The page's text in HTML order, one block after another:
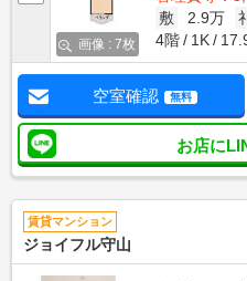
画像 : 7枚
敷
2.9万
4階
1K
空室確認 無料
お店に
賃貸マンション
ジョイフル守山